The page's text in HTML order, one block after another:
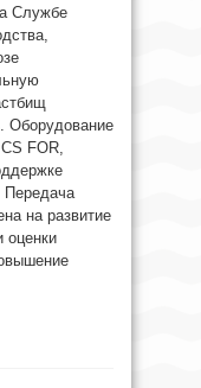
Службе
Оборудование
FOR,
Передача
на развитие
оценки